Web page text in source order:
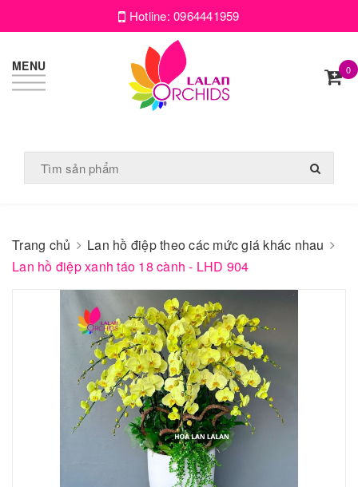
Hotline:0964441959
MENU 0
Trang chủ
Lan hồ điệp theo các mức giá khác nhau
Lan hồ điệp xanh táo 18 cành - LHD 904